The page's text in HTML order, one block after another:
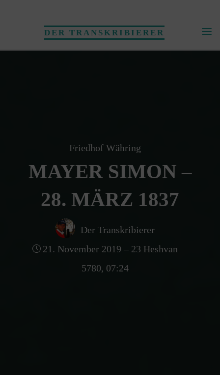
DER TRANSKRIBIERER
Friedhof Währing
MAYER SIMON –
28. MÄRZ 1837
Der Transkribierer
21. November 2019 – 23 Heshvan
5780, 07:24